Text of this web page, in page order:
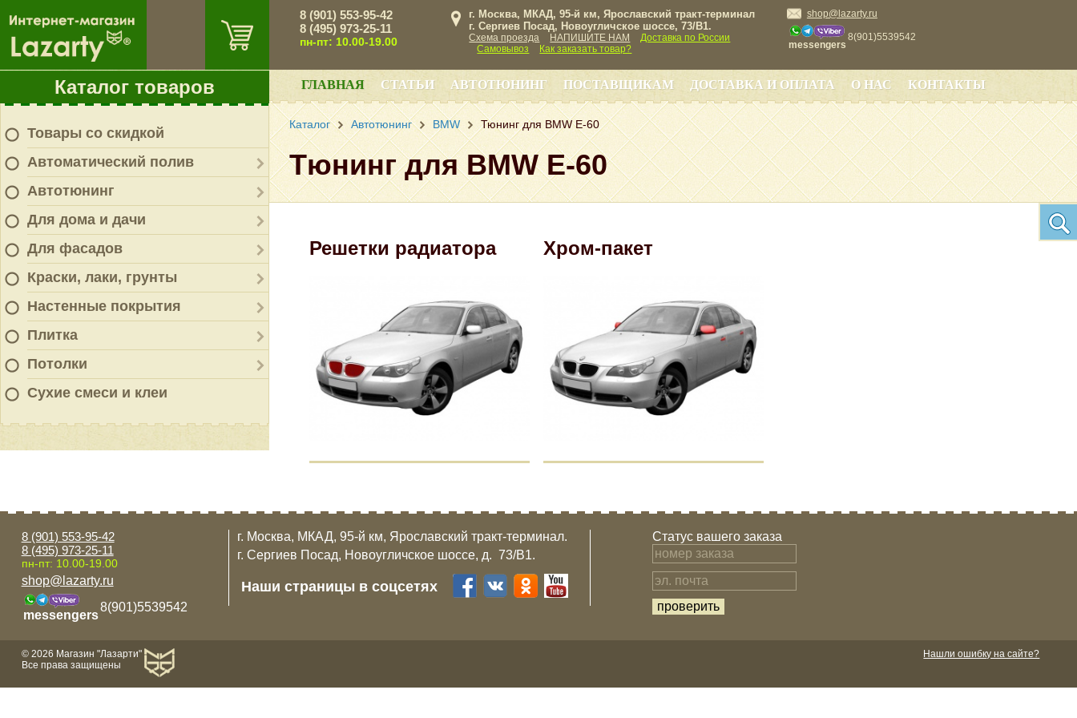
Каталог товаров
Товары со скидкой
Автоматический полив
Автотюнинг
Для дома и дачи
Для фасадов
Краски, лаки, грунты
Настенные покрытия
Плитка
Потолки
Сухие смеси и клеи
8 (901) 553-95-42
8 (495) 973-25-11
пн-пт: 10.00-19.00
г. Москва, МКАД, 95-й км, Ярославский тракт-терминал
г. Сергиев Посад, Новоугличское шоссе, 73/B1.
Схема проезда НАПИШИТЕ НАМ
Доставка по России
Самовывоз
Как заказать товар?
shop@lazarty.ru
messengers
8(901)5539542
ГЛАВНАЯ СТАТЬИ АВТОТЮНИНГ ПОСТАВЩИКАМ ДОСТАВКА И ОПЛАТА О НАС КОНТАКТЫ
Каталог Автотюнинг BMW Тюнинг для BMW E-60
Тюнинг для BMW E-60
Решетки радиатора Хром-пакет
8 (901) 553-95-42
8 (495) 973-25-11
пн-пт: 10.00-19.00
shop@lazarty.ru
messengers
8(901)5539542
г. Москва, МКАД, 95-й км, Ярославский тракт-терминал.
г. Сергиев Посад, Новоугличское шоссе, д. 73/B1.
Наши страницы в соцсетях
Статус вашего заказа
Нашли ошибку на сайте?
© 2026 Магазин "Лазарти"
Все права защищены